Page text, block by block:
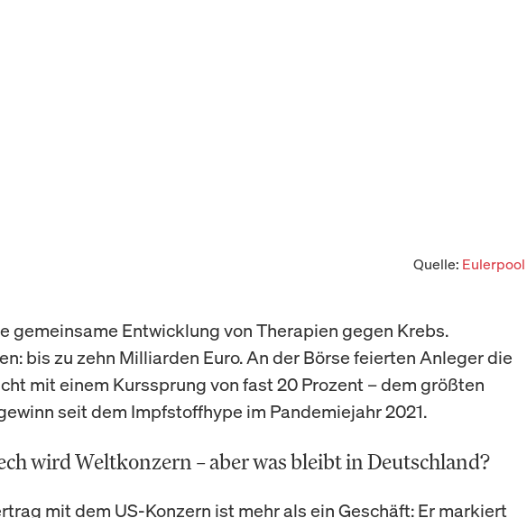
Quelle: Eulerpool
gemeinsame Entwicklung von Therapien gegen Krebs.
bis zu zehn Milliarden Euro. An der Börse feierten Anleger die
mit einem Kurssprung von fast 20 Prozent – dem größten
seit dem Impfstoffhype im Pandemiejahr 2021.
wird Weltkonzern – aber was bleibt in Deutschland?
mit dem US-Konzern ist mehr als ein Geschäft: Er markiert